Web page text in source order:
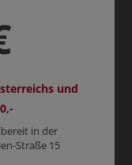
und
in der
Straße 15